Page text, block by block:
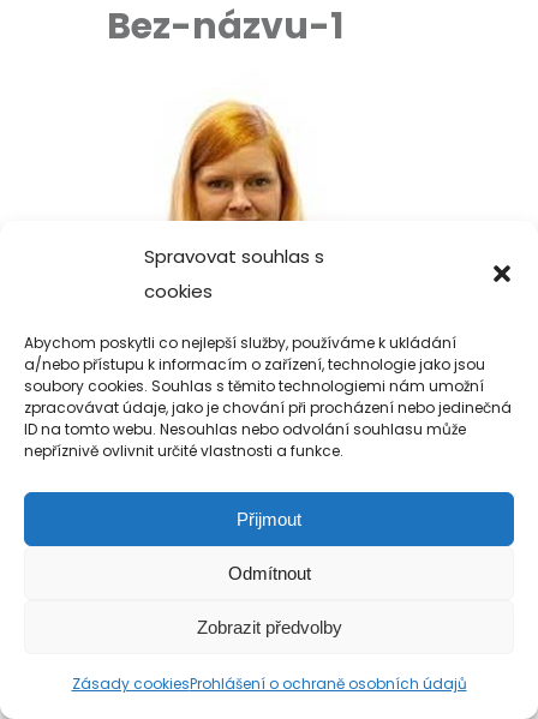
Spravovat souhlas s
cookies
Abychom poskytli co nejlepší služby, používáme k ukládání
a/nebo přístupu k informacím o zařízení, technologie jako jsou
soubory cookies. Souhlas s těmito technologiemi nám umožní
zpracovávat údaje, jako je chování při procházení nebo jedinečná
ID na tomto webu. Nesouhlas nebo odvolání souhlasu může
nepříznivě ovlivnit určité vlastnosti a funkce.
Přijmout
Odmítnout
Zobrazit předvolby
Zásady cookiesProhlášení o ochraně osobních údajů
Bez-názvu-1
Copyright 2019-2026 Alfa Human Service
/ TM Servis - the technical motion s.r.o.